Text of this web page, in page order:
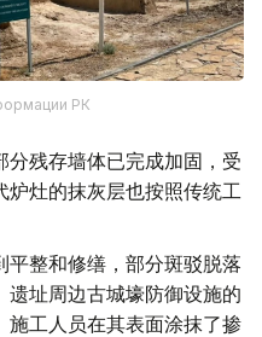
РК
残存墙体已完成加固，受
灶的抹灰层也按照传统工
平整和修缮，部分斑驳脱落
遗址周边古城壕防御设施的
施工人员在其表面涂抹了掺